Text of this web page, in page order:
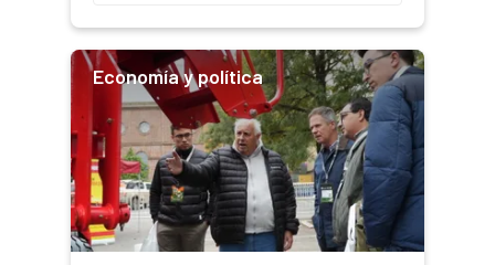
Economía y política